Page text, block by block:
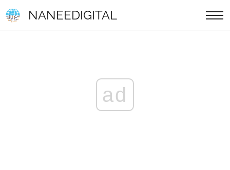
NANEEDIGITAL
ad